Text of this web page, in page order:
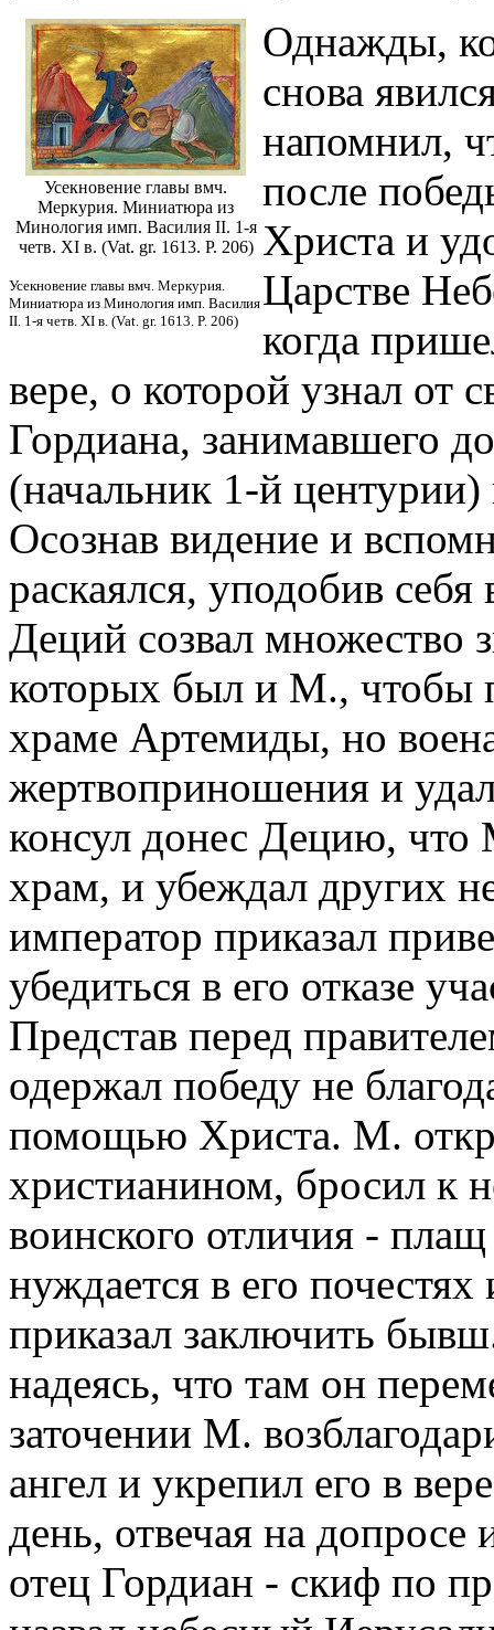
Усекновение главы вмч.
Меркурия. Миниатюра из
Минология имп. Василия II. 1-я
четв. XI в. (Vat. gr. 1613. P. 206)
Усекновение главы вмч. Меркурия.
Миниатюра из Минология имп. Василия
II. 1-я четв. XI в. (Vat. gr. 1613. P. 206)
Однажды,
снова
напомнил,
после
Христа и
Царстве
когда
вере, о которой узнал от
Гордиана, занимавшего
(начальник 1-й
Осознав видение и
раскаялся, уподобив
Деций созвал множество
которых был и М., чтобы
храме Артемиды, но
жертвоприношения и
консул донес Децию,
храм, и убеждал других
император приказал
убедиться в его отказе
Представ перед
одержал победу не
помощью Христа. М.
христианином, бросил к
воинского отличия - плащ
нуждается в его
приказал заключить
надеясь, что там он
заточении М.
ангел и укрепил его в
день, отвечая на допросе
отец Гордиан - скиф по